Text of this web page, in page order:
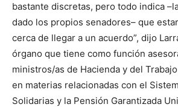
bastante discretas, pero todo indica
dado los propios senadores– que
cerca de llegar a un acuerdo”, dijo
órgano que tiene como función
ministros/as de Hacienda y del
en materias relacionadas con el
Solidarias y la Pensión Garantizada